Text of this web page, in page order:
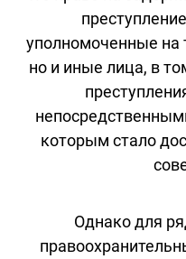
уполномоченные на
но и иные лица, в
которым стало
Однако для